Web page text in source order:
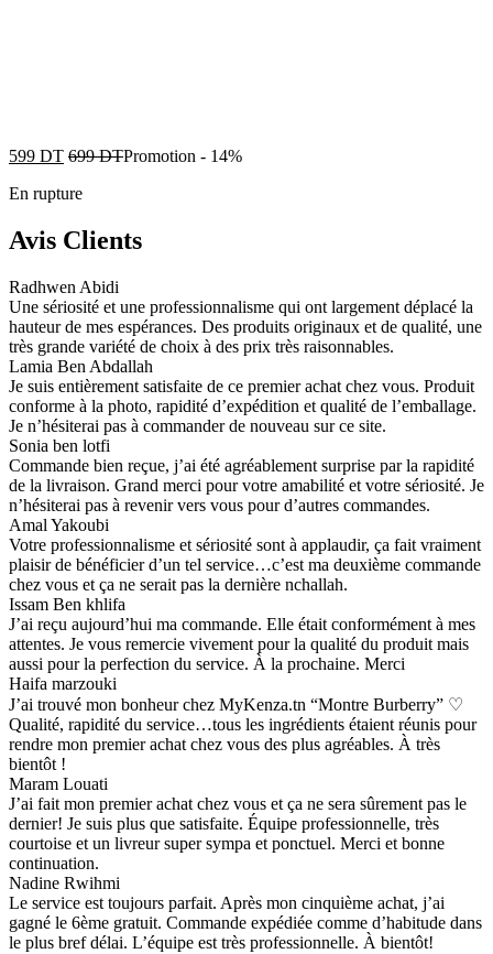
599 DT 699DTPromotion - 14%
En rupture
Avis Clients
Radhwen Abidi
Une sériosité et une professionnalisme qui ont largement déplacé la
hauteur de mes espérances. Des produits originaux et de qualité, une
très grande variété de choix à des prix très raisonnables.
Lamia Ben Abdallah
Je suis entièrement satisfaite de ce premier achat chez vous. Produit
conforme à la photo, rapidité d’expédition et qualité de l’emballage.
Je n’hésiterai pas à commander de nouveau sur ce site.
Sonia ben lotfi
Commande bien reçue, j’ai été agréablement surprise par la rapidité
de la livraison. Grand merci pour votre amabilité et votre sériosité. Je
n’hésiterai pas à revenir vers vous pour d’autres commandes.
Amal Yakoubi
Votre professionnalisme et sériosité sont à applaudir, ça fait vraiment
plaisir de bénéficier d’un tel service…c’est ma deuxième commande
chez vous et ça ne serait pas la dernière nchallah.
Issam Ben khlifa
J’ai reçu aujourd’hui ma commande. Elle était conformément à mes
attentes. Je vous remercie vivement pour la qualité du produit mais
aussi pour la perfection du service. À la prochaine. Merci
Haifa marzouki
J’ai trouvé mon bonheur chez MyKenza.tn “Montre Burberry” ♡
Qualité, rapidité du service…tous les ingrédients étaient réunis pour
rendre mon premier achat chez vous des plus agréables. À très
bientôt !
Maram Louati
J’ai fait mon premier achat chez vous et ça ne sera sûrement pas le
dernier! Je suis plus que satisfaite. Équipe professionnelle, très
courtoise et un livreur super sympa et ponctuel. Merci et bonne
continuation.
Nadine Rwihmi
Le service est toujours parfait. Après mon cinquième achat, j’ai
gagné le 6ème gratuit. Commande expédiée comme d’habitude dans
le plus bref délai. L’équipe est très professionnelle. À bientôt!